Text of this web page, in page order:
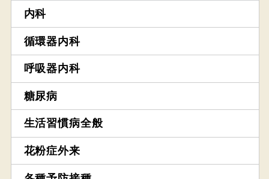
内科
循環器内科
呼吸器内科
糖尿病
生活習慣病全般
花粉症外来